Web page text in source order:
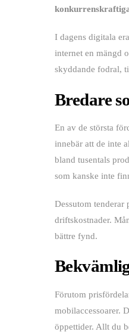
I dagens digitala
internet en mängd
skyddande fodral,
Bredare
En av de största
innebär att de inte
bland tusentals
som kanske inte
Dessutom tenderar
driftskostnader.
bättre fynd.
Förutom
mobilaccessoarer.
öppettider. Allt du